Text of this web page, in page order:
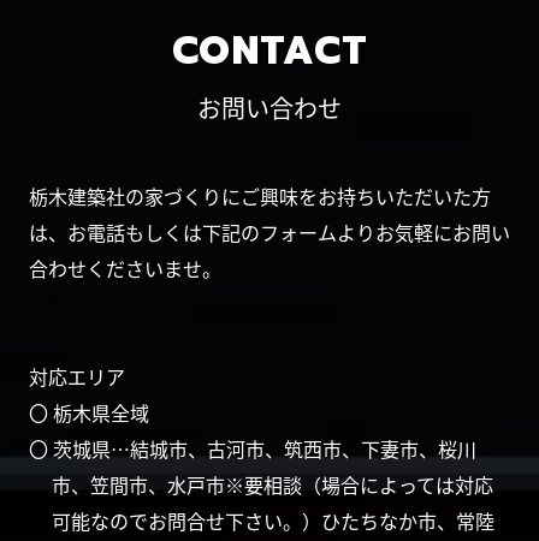
CONTACT
お問い合わせ
栃木建築社の家づくりにご興味をお持ちいただいた方
は、お電話もしくは下記のフォームよりお気軽にお問い
合わせくださいませ。
対応エリア
〇 栃木県全域
〇 茨城県…結城市、古河市、筑西市、下妻市、桜川
市、笠間市、水戸市※要相談（場合によっては対応
可能なのでお問合せ下さい。）ひたちなか市、常陸